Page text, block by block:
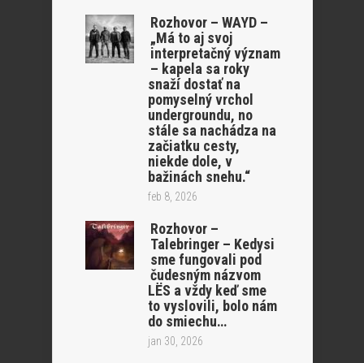
Rozhovor – WAYD –
„Má to aj svoj
interpretačný význam
– kapela sa roky
snaží dostať na
pomyselný vrchol
undergroundu, no
stále sa nachádza na
začiatku cesty,
niekde dole, v
bažinách snehu.“
feb 8, 2026
Rozhovor –
Talebringer – Kedysi
sme fungovali pod
čudesným názvom
LËS a vždy keď sme
to vyslovili, bolo nám
do smiechu…
jan 30, 2026